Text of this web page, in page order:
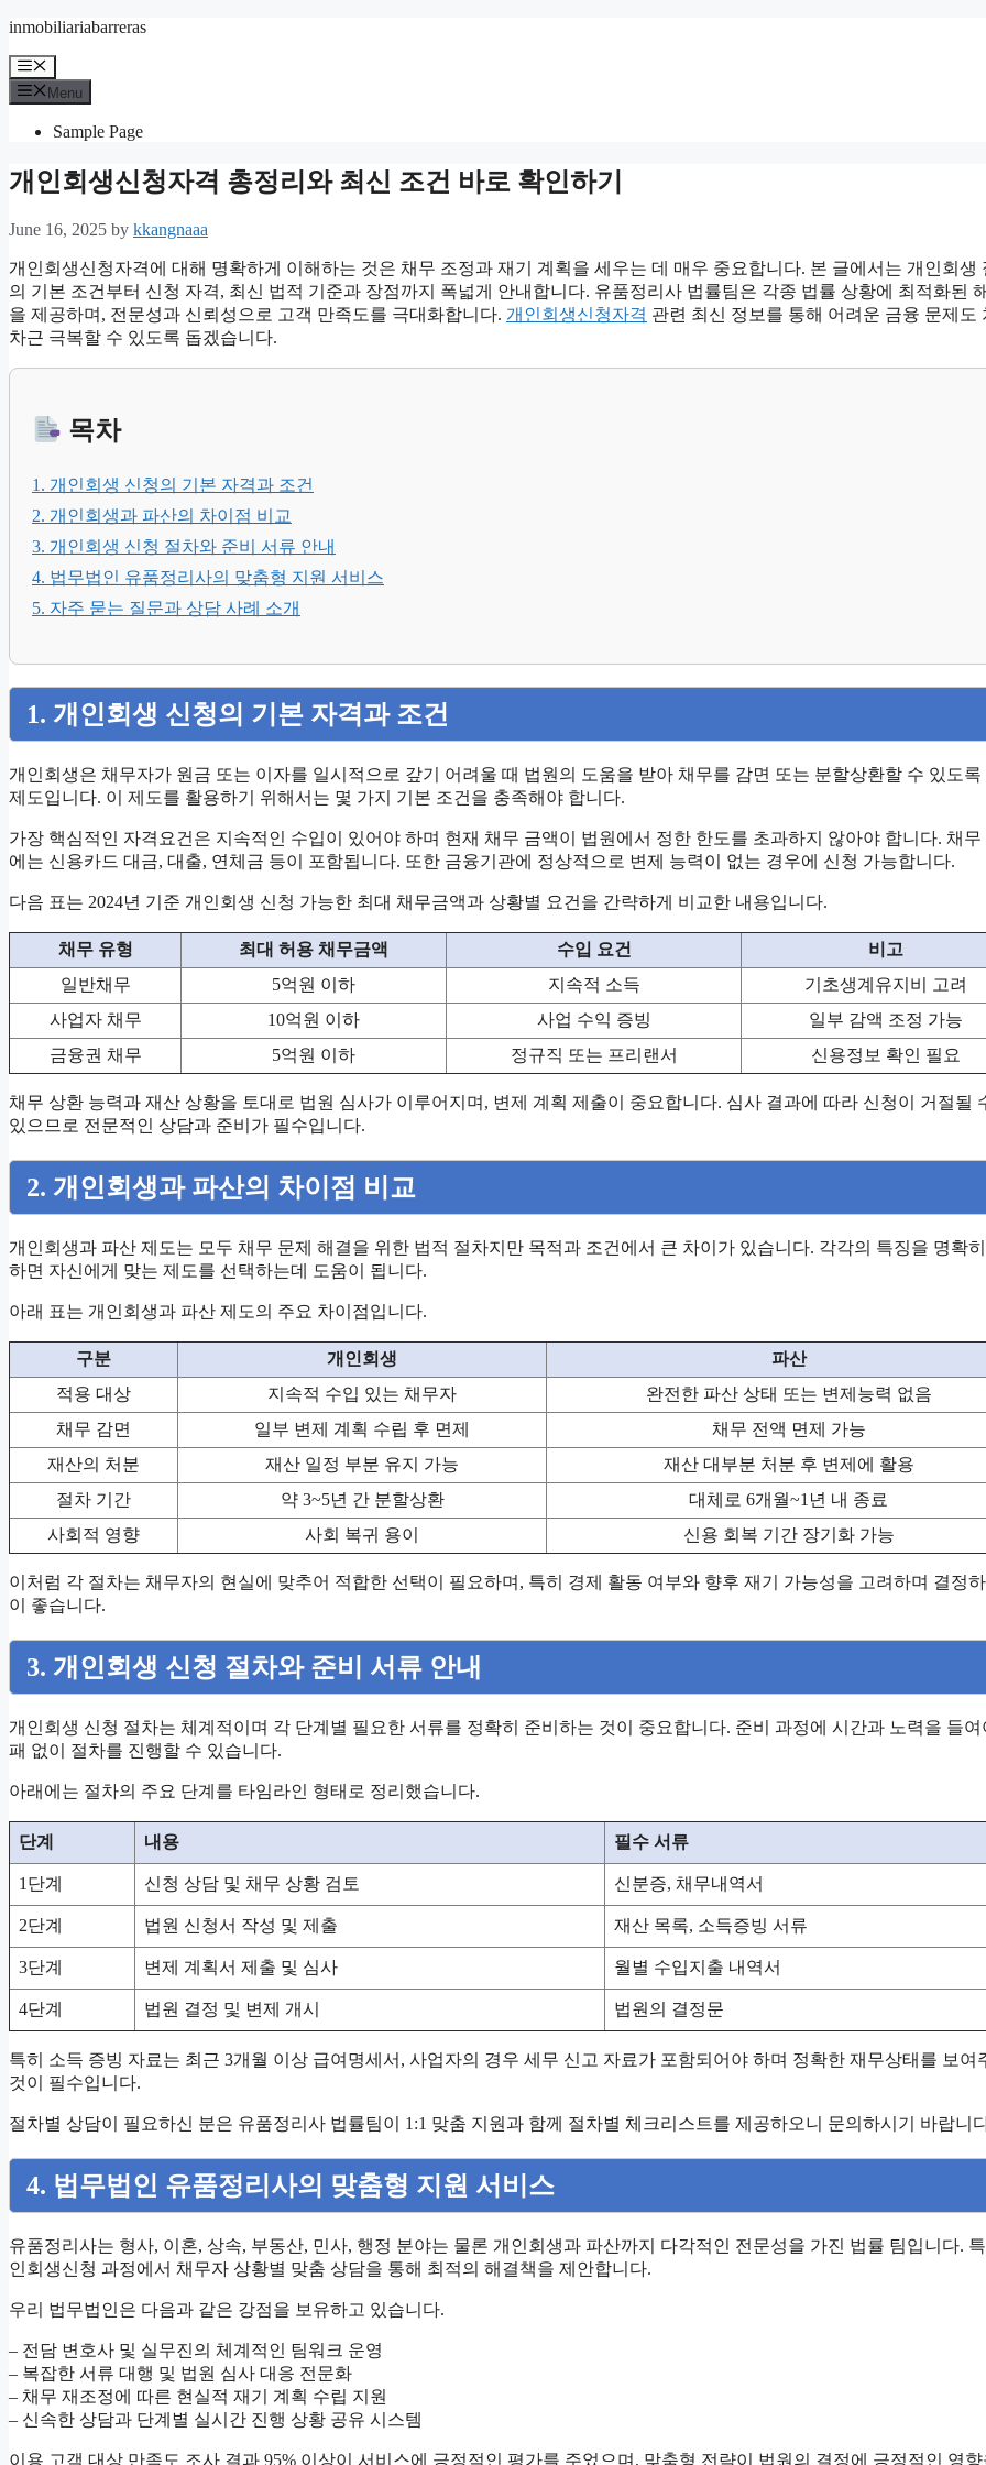
Skip
content
inmobiliariabarreras
Menu
Menu
Sample Page
개인회생신청자격 총정리와 최신 조건 바로 확인하기
June 16, 2025 by kkangnaaa
개인회생신청자격에 대해 명확하게 이해하는 것은 채무 조정과 재기 계획을 세우는 데 매우 중요합니다. 본 글에서는 개인회생
의 기본 조건부터 신청 자격, 최신 법적 기준과 장점까지 폭넓게 안내합니다. 유품정리사 법률팀은 각종 법률 상황에 최적화된
을 제공하며, 전문성과 신뢰성으로 고객 만족도를 극대화합니다. 개인회생신청자격 관련 최신 정보를 통해 어려운 금융 문제도
차근 극복할 수 있도록 돕겠습니다.
목차
1. 개인회생 신청의 기본 자격과 조건
2. 개인회생과 파산의 차이점 비교
3. 개인회생 신청 절차와 준비 서류 안내
4. 법무법인 유품정리사의 맞춤형 지원 서비스
5. 자주 묻는 질문과 상담 사례 소개
1. 개인회생 신청의 기본 자격과 조건
개인회생은 채무자가 원금 또는 이자를 일시적으로 갚기 어려울 때 법원의 도움을 받아 채무를 감면 또는 분할상환할 수 있도록
제도입니다. 이 제도를 활용하기 위해서는 몇 가지 기본 조건을 충족해야 합니다.
가장 핵심적인 자격요건은 지속적인 수입이 있어야 하며 현재 채무 금액이 법원에서 정한 한도를 초과하지 않아야 합니다. 채무
에는 신용카드 대금, 대출, 연체금 등이 포함됩니다. 또한 금융기관에 정상적으로 변제 능력이 없는 경우에 신청 가능합니다.
다음 표는 2024년 기준 개인회생 신청 가능한 최대 채무금액과 상황별 요건을 간략하게 비교한 내용입니다.
채무 유형 최대 허용 채무금액 수입 요건
비고
일반채무
5억원 이하 지속적 소득
기초생계유지비 고려
사업자 채무
10억원 이하 사업 수익 증빙
일부 감액 조정 가능
금융권 채무
5억원 이하 정규직 또는 프리랜서 신용정보 확인 필요
채무 상환 능력과 재산 상황을 토대로 법원 심사가 이루어지며, 변제 계획 제출이 중요합니다. 심사 결과에 따라 신청이 거절될
있으므로 전문적인 상담과 준비가 필수입니다.
2. 개인회생과 파산의 차이점 비교
개인회생과 파산 제도는 모두 채무 문제 해결을 위한 법적 절차지만 목적과 조건에서 큰 차이가 있습니다. 각각의 특징을 명확
하면 자신에게 맞는 제도를 선택하는데 도움이 됩니다.
아래 표는 개인회생과 파산 제도의 주요 차이점입니다.
구분 개인회생
파산
적용 대상
지속적 수입 있는 채무자
완전한 파산 상태 또는 변제능력 없음
채무 감면
일부 변제 계획 수립 후 면제
채무 전액 면제 가능
재산의 처분
재산 일정 부분 유지 가능
재산 대부분 처분 후 변제에 활용
절차 기간
약 3~5년 간 분할상환
대체로 6개월~1년 내 종료
사회적 영향
사회 복귀 용이 신용 회복 기간 장기화 가능
이처럼 각 절차는 채무자의 현실에 맞추어 적합한 선택이 필요하며, 특히 경제 활동 여부와 향후 재기 가능성을 고려하며 결정
이 좋습니다.
3. 개인회생 신청 절차와 준비 서류 안내
개인회생 신청 절차는 체계적이며 각 단계별 필요한 서류를 정확히 준비하는 것이 중요합니다. 준비 과정에 시간과 노력을 들여
패 없이 절차를 진행할 수 있습니다.
아래에는 절차의 주요 단계를 타임라인 형태로 정리했습니다.
단계 내용 필수 서류
1단계 신청 상담 및 채무 상황 검토 신분증, 채무내역서
2단계 법원 신청서 작성 및 제출 재산 목록, 소득증빙 서류
3단계 변제 계획서 제출 및 심사 월별 수입지출 내역서
4단계 법원 결정 및 변제 개시 법원의 결정문
특히 소득 증빙 자료는 최근 3개월 이상 급여명세서, 사업자의 경우 세무 신고 자료가 포함되어야 하며 정확한 재무상태를 보여
것이 필수입니다.
절차별 상담이 필요하신 분은 유품정리사 법률팀이 1:1 맞춤 지원과 함께 절차별 체크리스트를 제공하오니 문의하시기 바랍니
4. 법무법인 유품정리사의 맞춤형 지원 서비스
유품정리사는 형사, 이혼, 상속, 부동산, 민사, 행정 분야는 물론 개인회생과 파산까지 다각적인 전문성을 가진 법률 팀입니다.
인회생신청 과정에서 채무자 상황별 맞춤 상담을 통해 최적의 해결책을 제안합니다.
우리 법무법인은 다음과 같은 강점을 보유하고 있습니다.
– 전담 변호사 및 실무진의 체계적인 팀워크 운영
– 복잡한 서류 대행 및 법원 심사 대응 전문화
– 채무 재조정에 따른 현실적 재기 계획 수립 지원
– 신속한 상담과 단계별 실시간 진행 상황 공유 시스템
이용 고객 대상 만족도 조사 결과 95% 이상이 서비스에 긍정적인 평가를 주었으며, 맞춤형 전략이 법원의 결정에 긍정적인 영향